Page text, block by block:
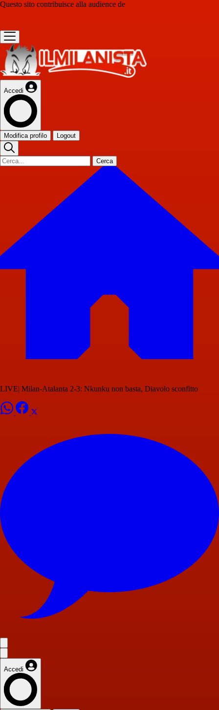
Questo sito contribuisce alla audience de
Accedi
Modifica profilo Logout
Cerca
LIVE| Milan-Atalanta 2-3: Nkunku non basta, Diavolo sconfitto
Accedi